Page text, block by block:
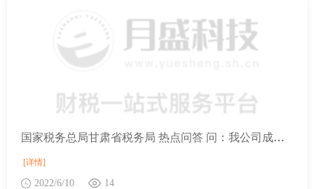
国家税务总局甘肃省税务局 热点问答 问：我公司成立于2021年8月，属于一般纳税人，今年3月刚刚完成首次汇算清缴申报，如何确定是否可以申报享受“六税两费”减免优惠？
[详情]
2022/6/10 14